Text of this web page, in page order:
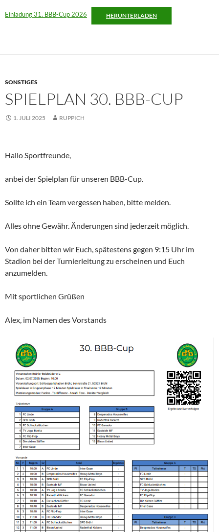
Einladung 31. BBB-Cup 2026 HERUNTERLADEN
SONSTIGES
SPIELPLAN 30. BBB-CUP
1. JULI 2025 RUPPICH
Hallo Sportfreunde,
anbei der Spielplan für unseren BBB-Cup.
Sollte ich ein Team vergessen haben, bitte melden.
Alles ohne Gewähr. Änderungen sind jederzeit möglich.
Von daher bitten wir Euch, spätestens gegen 9:15 Uhr im
Stadion bei der Turnierleitung zu erscheinen und Euch
anzumelden.
Mit sportlichen Grüßen
Alex, im Namen des Vorstands